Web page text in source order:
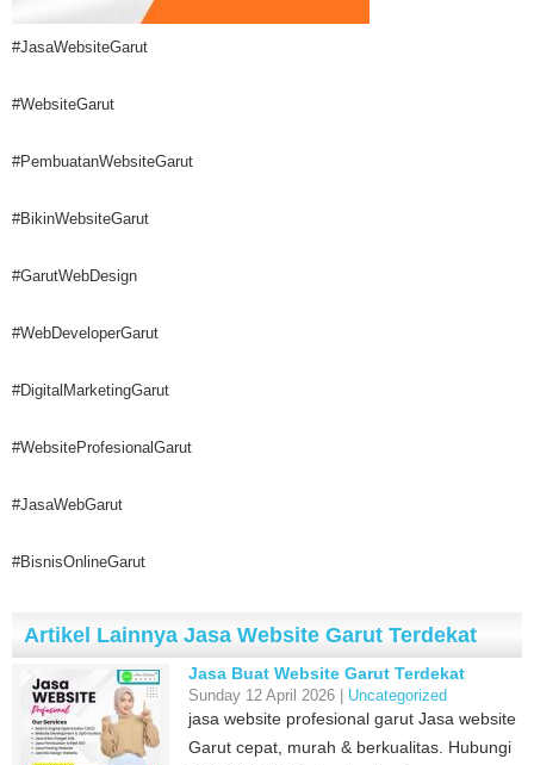
#JasaWebsiteGarut
#WebsiteGarut
#PembuatanWebsiteGarut
#BikinWebsiteGarut
#GarutWebDesign
#WebDeveloperGarut
#DigitalMarketingGarut
#WebsiteProfesionalGarut
#JasaWebGarut
#BisnisOnlineGarut
Artikel Lainnya Jasa Website Garut Terdekat
Jasa Buat Website Garut Terdekat
Sunday 12 April 2026 | Uncategorized
jasa website profesional garut Jasa website
Garut cepat, murah & berkualitas. Hubungi